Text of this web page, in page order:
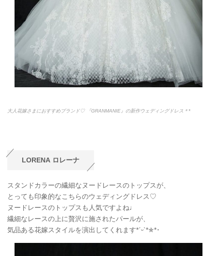
大人花嫁さまにおすすめブランド♡ 『GRANMANIE』の新作ウェディングドレス＊*
LORENA ロレーナ
スタンドカラーの繊細なヌードレースのトップスが、
とっても印象的なこちらのウェディングドレス♡
ヌードレースのトップスも人気ですよね♩
繊細なレースの上に贅沢に施されたパールが、
気品ある花嫁スタイルを演出してくれます*ˊᵕˋ*✯*･